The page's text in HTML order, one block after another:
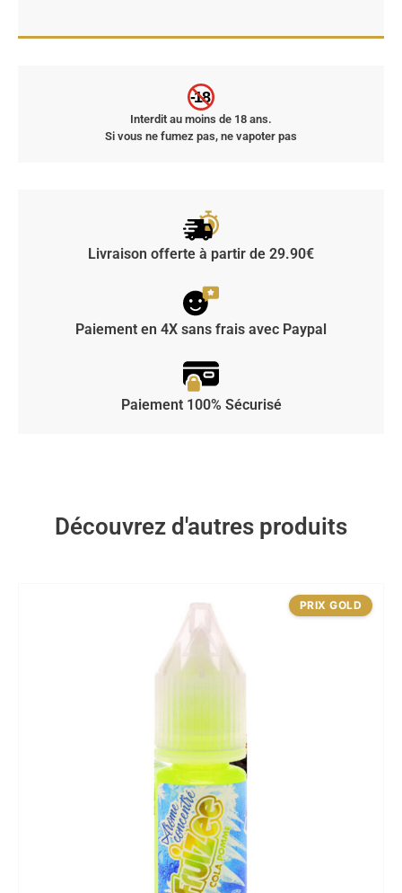
-18
Interdit au moins de 18 ans.
Si vous ne fumez pas, ne vapoter pas
Livraison offerte à partir de 29.90€
Paiement en 4X sans frais avec Paypal
Paiement 100% Sécurisé
Découvrez d'autres produits
PRIX GOLD